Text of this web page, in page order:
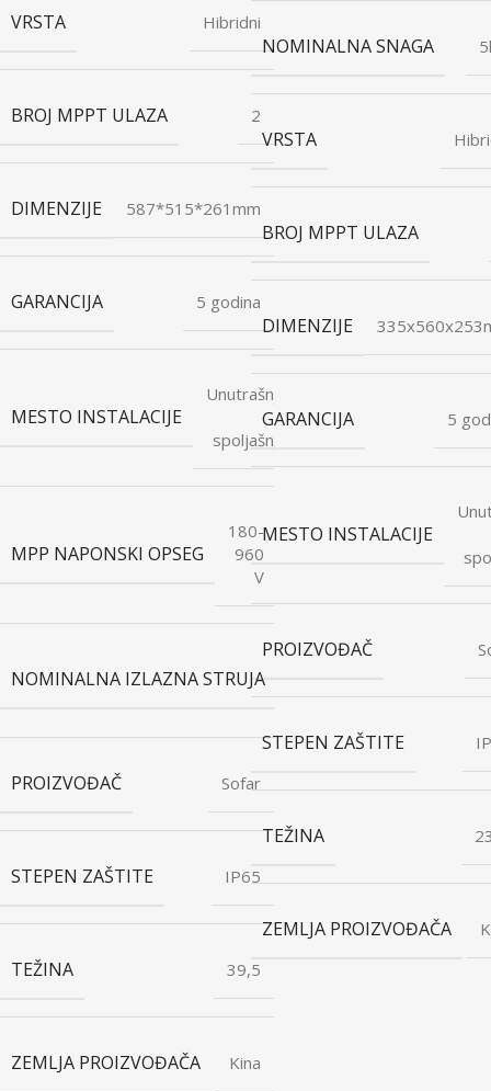
VRSTA Hibridni
BROJ MPPT ULAZA 2
DIMENZIJE 587*515*261mm
GARANCIJA 5 godina
MESTO INSTALACIJE
Unutrašnje
i
spoljašnje
MPP NAPONSKI OPSEG
180-
960
V
NOMINALNA IZLAZNA STRUJA
PROIZVOĐAČ Sofar
STEPEN ZAŠTITE IP65
TEŽINA 39,5
ZEMLJA PROIZVOĐAČA Kina
NOMINALNA SNAGA
VRSTA
BROJ MPPT ULAZA
DIMENZIJE
GARANCIJA 5
MESTO INSTALACIJE
PROIZVOĐAČ
STEPEN ZAŠTITE
TEŽINA
ZEMLJA PROIZVOĐAČA